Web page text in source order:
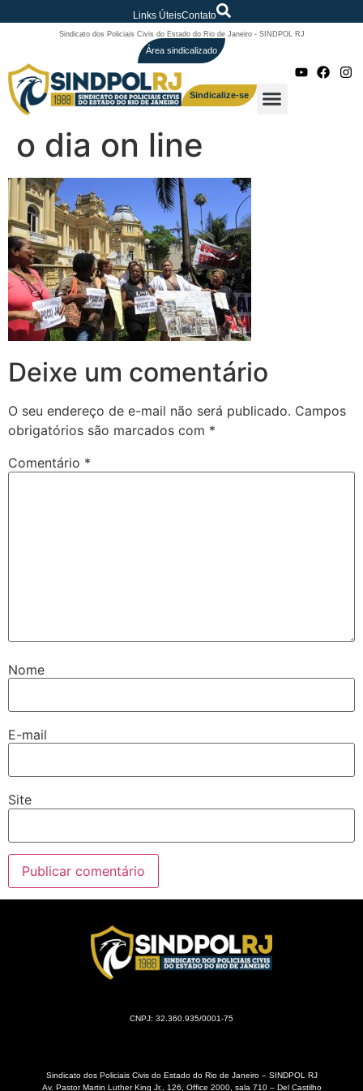
Links ÚteisContato
Sindicato dos Policiais Civis do Estado do Rio de Janeiro - SINDPOL RJ
Área sindicalizado
Sindicalize-se
o dia on line
Deixe um comentário
O seu endereço de e-mail não será publicado. Campos
obrigatórios são marcados com *
Comentário *
Nome
E-mail
Site
CNPJ: 32.360.935/0001-75
Sindicato dos Policiais Civis do Estado do Rio de Janeiro – SINDPOL RJ
Av. Pastor Martin Luther King Jr., 126, Office 2000, sala 710 – Del Castilho